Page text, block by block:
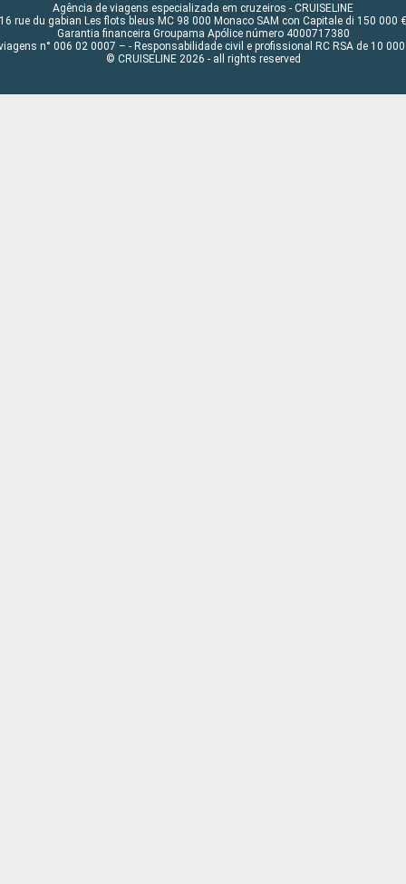
Agência de viagens especializada em cruzeiros - CRUISELINE
16 rue du gabian Les flots bleus MC 98 000 Monaco SAM con Capitale di 150 000 €
Garantia financeira Groupama Apólice número 4000717380
n° 006 02 0007 – - Responsabilidade civil e profissional RC RSA de 10 000
© CRUISELINE 2026 - all rights reserved